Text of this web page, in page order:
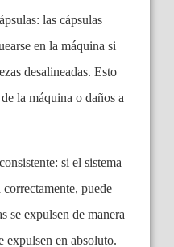
las cápsulas
en la máquina si
desalineadas. Esto
la máquina o daños a
si el sistema
puede
se expulsen de manera
expulsen en absoluto.